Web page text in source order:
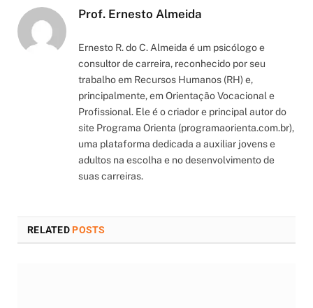
Prof. Ernesto Almeida
Ernesto R. do C. Almeida é um psicólogo e
consultor de carreira, reconhecido por seu
trabalho em Recursos Humanos (RH) e,
principalmente, em Orientação Vocacional e
Profissional. Ele é o criador e principal autor do
site Programa Orienta (programaorienta.com.br),
uma plataforma dedicada a auxiliar jovens e
adultos na escolha e no desenvolvimento de
suas carreiras.
RELATEDPOSTS